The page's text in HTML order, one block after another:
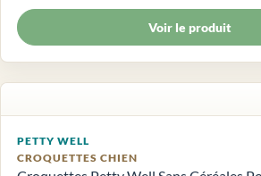
Voir le produit
PETTY WELL
CROQUETTES CHIEN